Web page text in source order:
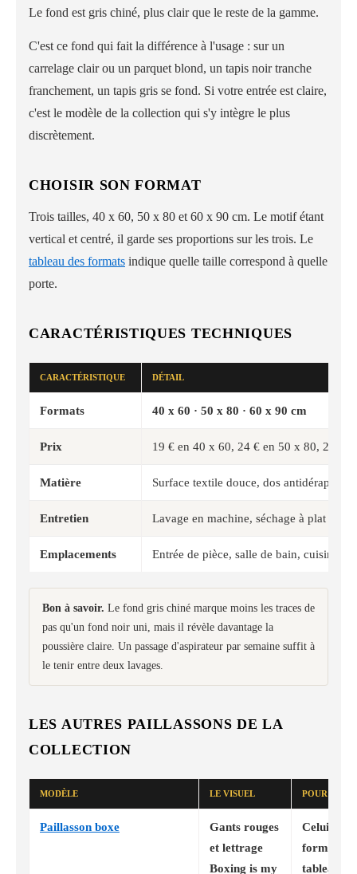
Le fond est gris chiné, plus clair que le reste de la gamme.
C'est ce fond qui fait la différence à l'usage : sur un
carrelage clair ou un parquet blond, un tapis noir tranche
franchement, un tapis gris se fond. Si votre entrée est claire,
c'est le modèle de la collection qui s'y intègre le plus
discrètement.
CHOISIR SON FORMAT
Trois tailles, 40 x 60, 50 x 80 et 60 x 90 cm. Le motif étant
vertical et centré, il garde ses proportions sur les trois. Le
tableau des formats indique quelle taille correspond à quelle
porte.
CARACTÉRISTIQUES TECHNIQUES
CARACTÉRISTIQUE DÉTAIL
Formats 40 x 60 · 50 x 80 · 60 x 90 cm
Prix 19 € en 40 x 60, 24 € en 50 x 80, 29 €
Matière Surface textile douce, dos antidérapant
Entretien Lavage en machine, séchage à plat
Emplacements Entrée de pièce, salle de bain, cuisine,
Bon à savoir. Le fond gris chiné marque moins les traces de
pas qu'un fond noir uni, mais il révèle davantage la
poussière claire. Un passage d'aspirateur par semaine suffit à
le tenir entre deux lavages.
LES AUTRES PAILLASSONS DE LA
COLLECTION
MODÈLE LE VISUEL POUR QUI
Paillasson boxe
Gants rouges
et lettrage
Boxing is my
Celui qui
format
tableau